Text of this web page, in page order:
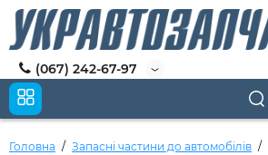
(067) 242-67-97
Головна Запасні частини до автомобілів